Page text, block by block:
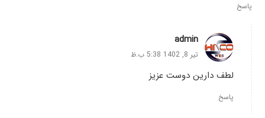
پاسخ
admin
تیر 8, 1402 5:38 ب.ظ
لطف دارین دوست عزیز
پاسخ